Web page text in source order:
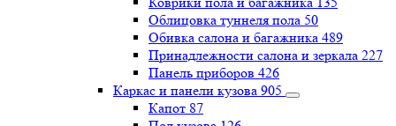
Облицовка туннеля пола 50
Обивка салона и багажника 489
Принадлежности салона и зеркала 227
Панель приборов 426
Каркас и панели кузова 905
Капот 87